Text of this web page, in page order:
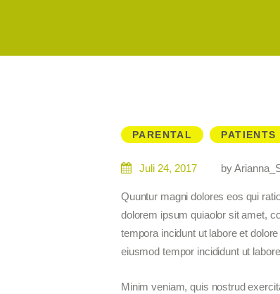
PARENTAL
Juli 24, 2017 by
Quuntur magni dolores eos qui
dolorem ipsum quiaolor sit amet,
tempora incidunt ut labore et
eiusmod tempor incididunt ut
Minim veniam, quis nostrud